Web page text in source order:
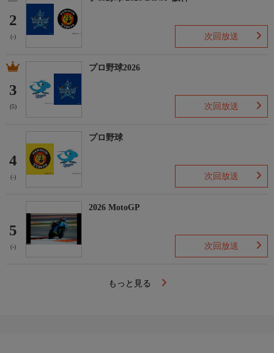
2
(-) 次回放送
3
(5)
プロ野球2026
次回放送
4
(-)
プロ野球
次回放送
5
(-)
2026 MotoGP
次回放送
もっと見る